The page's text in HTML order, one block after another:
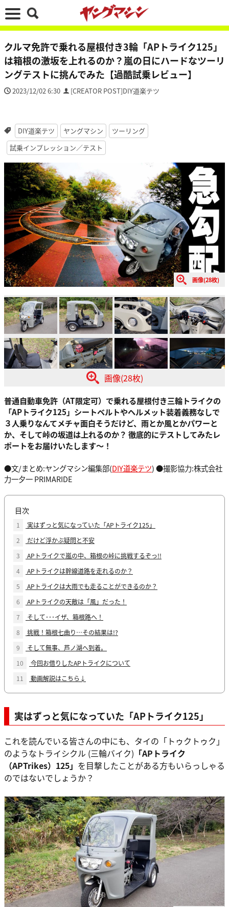
クルマ免許で乗れる屋根付き3輪「APトライク125」
は箱根の激坂を上れるのか？嵐の日にハードなツーリ
ングテストに挑んでみた【過酷試乗レビュー】
2023/12/02 6:30 [CREATOR POST]DIY道楽テツ
DIY道楽テツ ヤングマシン
ツーリング
試乗インプレッション／テスト
画像(28枚)
画像(28枚)
普通自動車免許（AT限定可）で乗れる屋根付き三輪トライクの
「APトライク125」シートベルトやヘルメット装着義務なしで
３人乗りなんてメチャ面白そうだけど、雨とか風とかパワーと
か、そして峠の坂道は上れるのか？ 徹底的にテストしてみたレ
ポートをお届けいたします～！
●文/まとめ:ヤングマシン編集部(DIY道楽テツ) ●撮影協力:株式会社
力一夕一 PRIMARIDE
目次
1
実はずっと気になっていた「APトライク125」
2
だけど浮かぶ疑問と不安
3
APトライクで嵐の中、箱根の峠に挑戦するぞっ!!
4
APトライクは幹線道路を走れるのか？
5
APトライクは大雨でも走ることができるのか？
6
APトライクの天敵は「風」だった！
7
そして･･･イザ、箱根路へ！
8
挑戦！箱根七曲り…その結果は!?
9
そして無事、芦ノ湖へ到着。
10
今回お借りしたAPトライクについて
11
動画解説はこちら↓
実はずっと気になっていた「APトライク125」
これを読んでいる皆さんの中にも、タイの「トゥクトゥク」
のようなトライシクル (三輪バイク) 「APトライク
（APTrikes）125」 を目撃したことがある方もいらっしゃる
のではないでしょうか？